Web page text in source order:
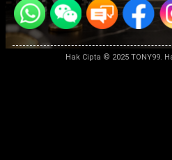
Hak Cipta © 2025 TONY99.